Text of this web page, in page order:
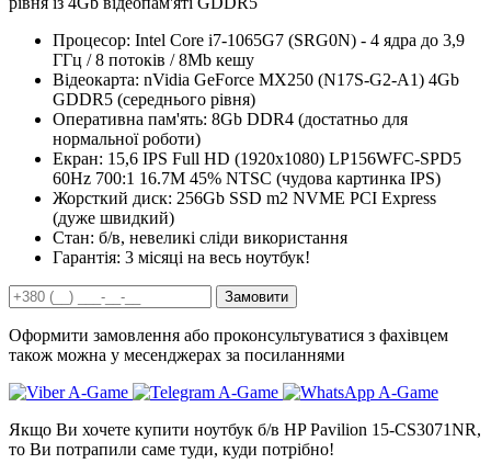
Процесор: Intel Core i7-1065G7 (SRG0N) - 4 ядра до 3,9
ГГц / 8 потоків / 8Mb кешу
Відеокарта: nVidia GeForce MX250 (N17S-G2-A1) 4Gb
GDDR5 (середнього рівня)
Оперативна пам'ять: 8Gb DDR4 (достатньо для
нормальної роботи)
Екран: 15,6 IPS Full HD (1920x1080) LP156WFC-SPD5
60Hz 700:1 16.7M 45% NTSC (чудова картинка IPS)
Жорсткий диск: 256Gb SSD m2 NVME PCI Express
(дуже швидкий)
Стан: б/в, невеликі сліди використання
Гарантія: 3 місяці на весь ноутбук!
Замовити
Оформити замовлення або проконсультуватися з фахівцем
також можна у месенджерах за посиланнями
Якщо Ви хочете купити ноутбук б/в HP Pavilion 15-CS3071NR,
то Ви потрапили саме туди, куди потрібно!